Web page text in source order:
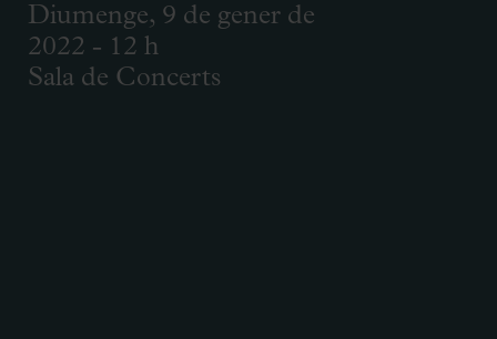
Diumenge, 9 de gener de
2022 - 12 h
Sala de Concerts